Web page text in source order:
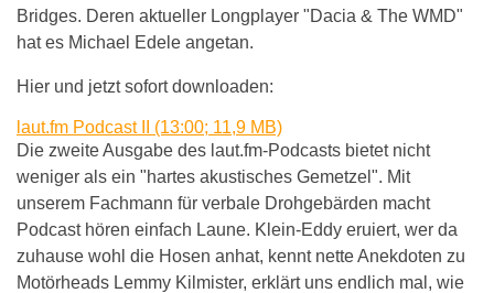
Bridges. Deren aktueller Longplayer "Dacia & The WMD"
hat es Michael Edele angetan.
Hier und jetzt sofort downloaden:
laut.fm Podcast II (13:00; 11,9 MB)
Die zweite Ausgabe des laut.fm-Podcasts bietet nicht
weniger als ein "hartes akustisches Gemetzel". Mit
unserem Fachmann für verbale Drohgebärden macht
Podcast hören einfach Laune. Klein-Eddy eruiert, wer da
zuhause wohl die Hosen anhat, kennt nette Anekdoten zu
Motörheads Lemmy Kilmister, erklärt uns endlich mal, wie